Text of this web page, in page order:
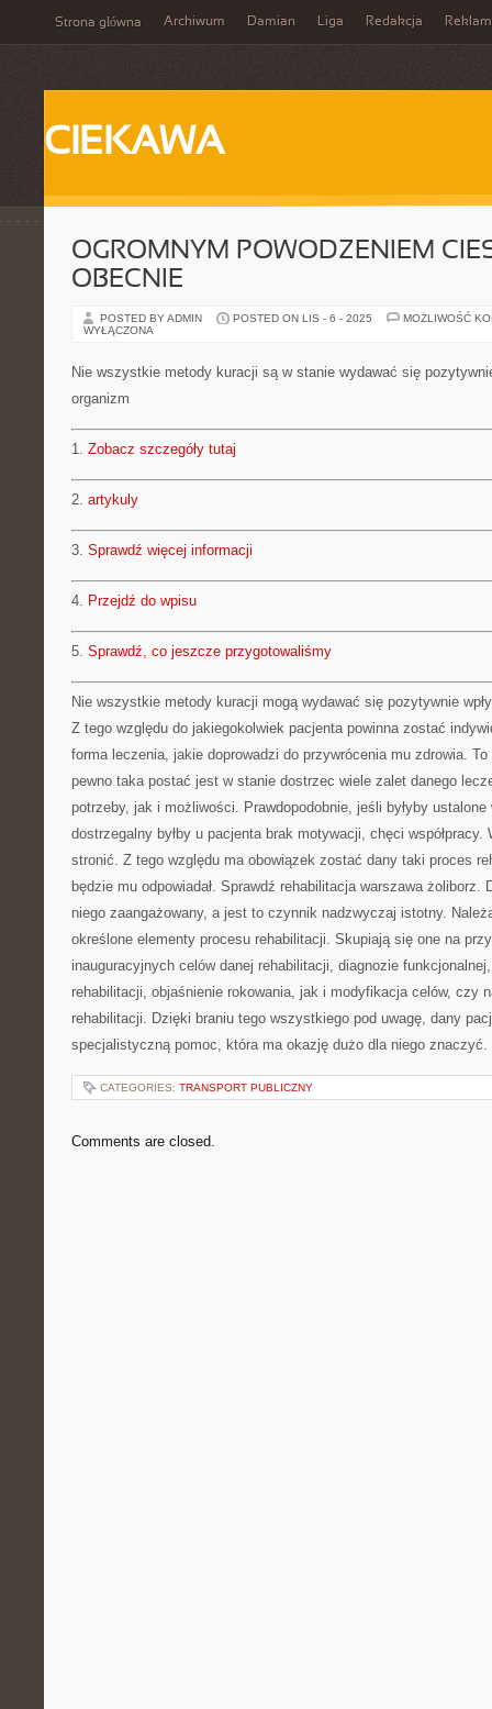
Strona główna Archiwum Damian Liga Redakcja
CIEKAWA
OGROMNYM POWODZENIEM
OBECNIE
POSTED BY ADMIN POSTED ON LIS - 6 - 2025
MOŻLIWOŚĆ
WYŁĄCZONA
Nie wszystkie metody kuracji są w stanie wydawać się
organizm
1. Zobacz szczegóły tutaj
2. artykuly
3. Sprawdź więcej informacji
4. Przejdź do wpisu
5. Sprawdź, co jeszcze przygotowaliśmy
Nie wszystkie metody kuracji mogą wydawać się pozytywnie
Z tego względu do jakiegokolwiek pacjenta powinna zostać
forma leczenia, jakie doprowadzi do przywrócenia mu zdrowia. To
pewno taka postać jest w stanie dostrzec wiele zalet danego
potrzeby, jak i możliwości. Prawdopodobnie, jeśli byłyby
dostrzegalny byłby u pacjenta brak motywacji, chęci
stronić. Z tego względu ma obowiązek zostać dany taki proces
będzie mu odpowiadał. Sprawdź rehabilitacja warszawa
niego zaangażowany, a jest to czynnik nadzwyczaj istotny.
określone elementy procesu rehabilitacji. Skupiają się one na
inauguracyjnych celów danej rehabilitacji, diagnozie
rehabilitacji, objaśnienie rokowania, jak i modyfikacja celów, czy
rehabilitacji. Dzięki braniu tego wszystkiego pod uwagę, dany
specjalistyczną pomoc, która ma okazję dużo dla niego znaczyć.
CATEGORIES: TRANSPORT PUBLICZNY
Comments are closed.